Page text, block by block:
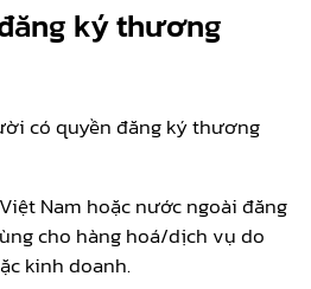
ký thương
có quyền đăng ký thương
Nam hoặc nước ngoài đăng
cho hàng hoá/dịch vụ do
kinh doanh.